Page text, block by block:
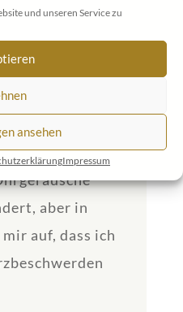
und unseren Service zu
ansehen
Impressum
und
wunderbare
sich sehr
sich meine
aber in
auf, dass ich